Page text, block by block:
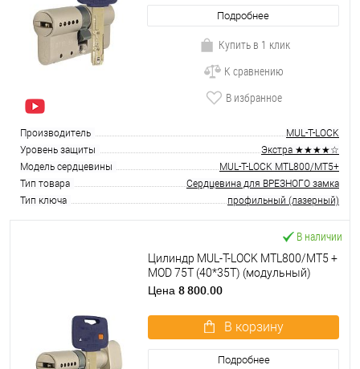
Подробнее
Купить в 1 клик
К сравнению
В избранное
Производитель
MUL-T-LOCK
Уровень защиты
Экстра ★★★★☆
Модель сердцевины
MUL-T-LOCK MTL800/MT5+
Тип товара
Сердцевина для ВРЕЗНОГО замка
Тип ключа
профильный (лазерный)
В наличии
Цилиндр MUL-T-LOCK MTL800/MT5 +
MOD 75T (40*35T) (модульный)
никель сатин
Цена 8 800.00
В корзину
Подробнее